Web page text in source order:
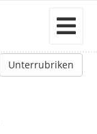
Unterrubriken